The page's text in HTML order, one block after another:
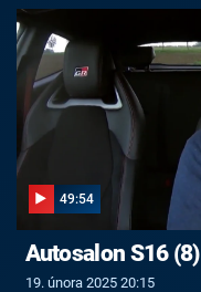
49:54
Autosalon S16 (8)
19. února 2025 20:15